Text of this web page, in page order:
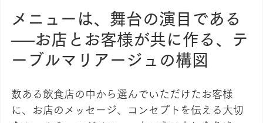
メニューは、舞台の演目である
──お店とお客様が共に作る、テ
ーブルマリアージュの構図
数ある飲食店の中から選んでいただけたお客様
に、お店のメッセージ、コンセプトを伝える大切